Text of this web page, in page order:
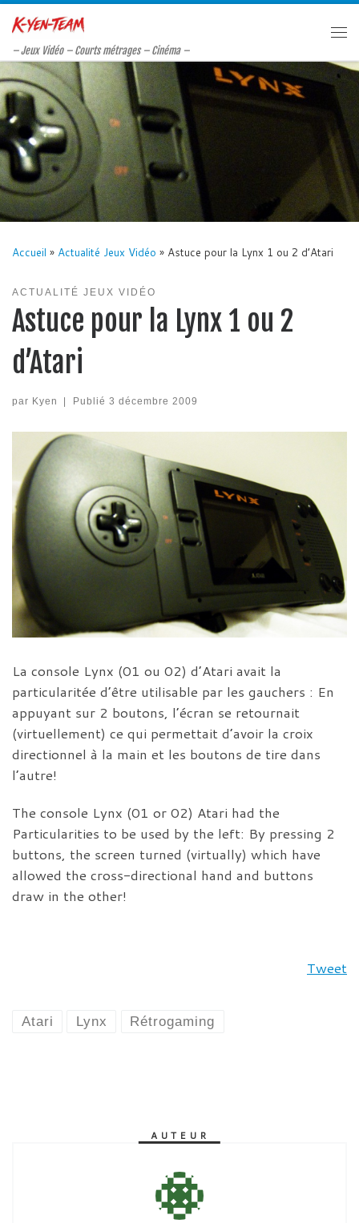
Passer au contenu
– Jeux Vidéo – Courts métrages – Cinéma –
Accueil » Actualité Jeux Vidéo » Astuce pour la Lynx 1 ou 2 d’Atari
ACTUALITÉ JEUX VIDÉO
Astuce pour la Lynx 1 ou 2
d’Atari
par Kyen Publié 3 décembre 2009
La console Lynx (01 ou 02) d’Atari avait la
particularitée d’être utilisable par les gauchers : En
appuyant sur 2 boutons, l’écran se retournait
(virtuellement) ce qui permettait d’avoir la croix
directionnel à la main et les boutons de tire dans
l’autre!
The console Lynx (01 or 02) Atari had the
Particularities to be used by the left: By pressing 2
buttons, the screen turned (virtually) which have
allowed the cross-directional hand and buttons
draw in the other!
Tweet
Atari Lynx Rétrogaming
AUTEUR